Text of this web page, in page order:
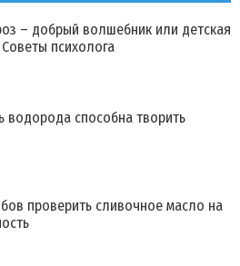
– добрый волшебник или детская
психолога
водорода способна творить
проверить сливочное масло на